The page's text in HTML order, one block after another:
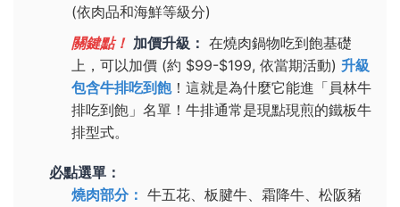
(依肉品和海鮮等級分)
關鍵點！ 加價升級： 在燒肉鍋物吃到飽基礎
上，可以加價 (約 $99-$199, 依當期活動) 升級
包含牛排吃到飽！這就是為什麼它能進「員林牛
排吃到飽」名單！牛排通常是現點現煎的鐵板牛
排型式。
必點選單：
燒肉部分： 牛五花、板腱牛、霜降牛、松阪豬